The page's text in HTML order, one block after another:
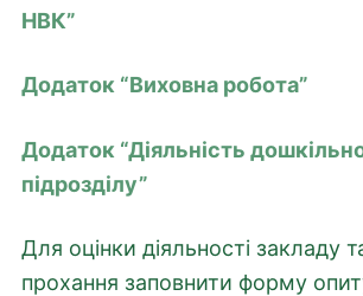
НВК”
Додаток “Виховна робота”
Додаток “Діяльність
підрозділу”
Для оцінки діяльності закладу
прохання заповнити форму